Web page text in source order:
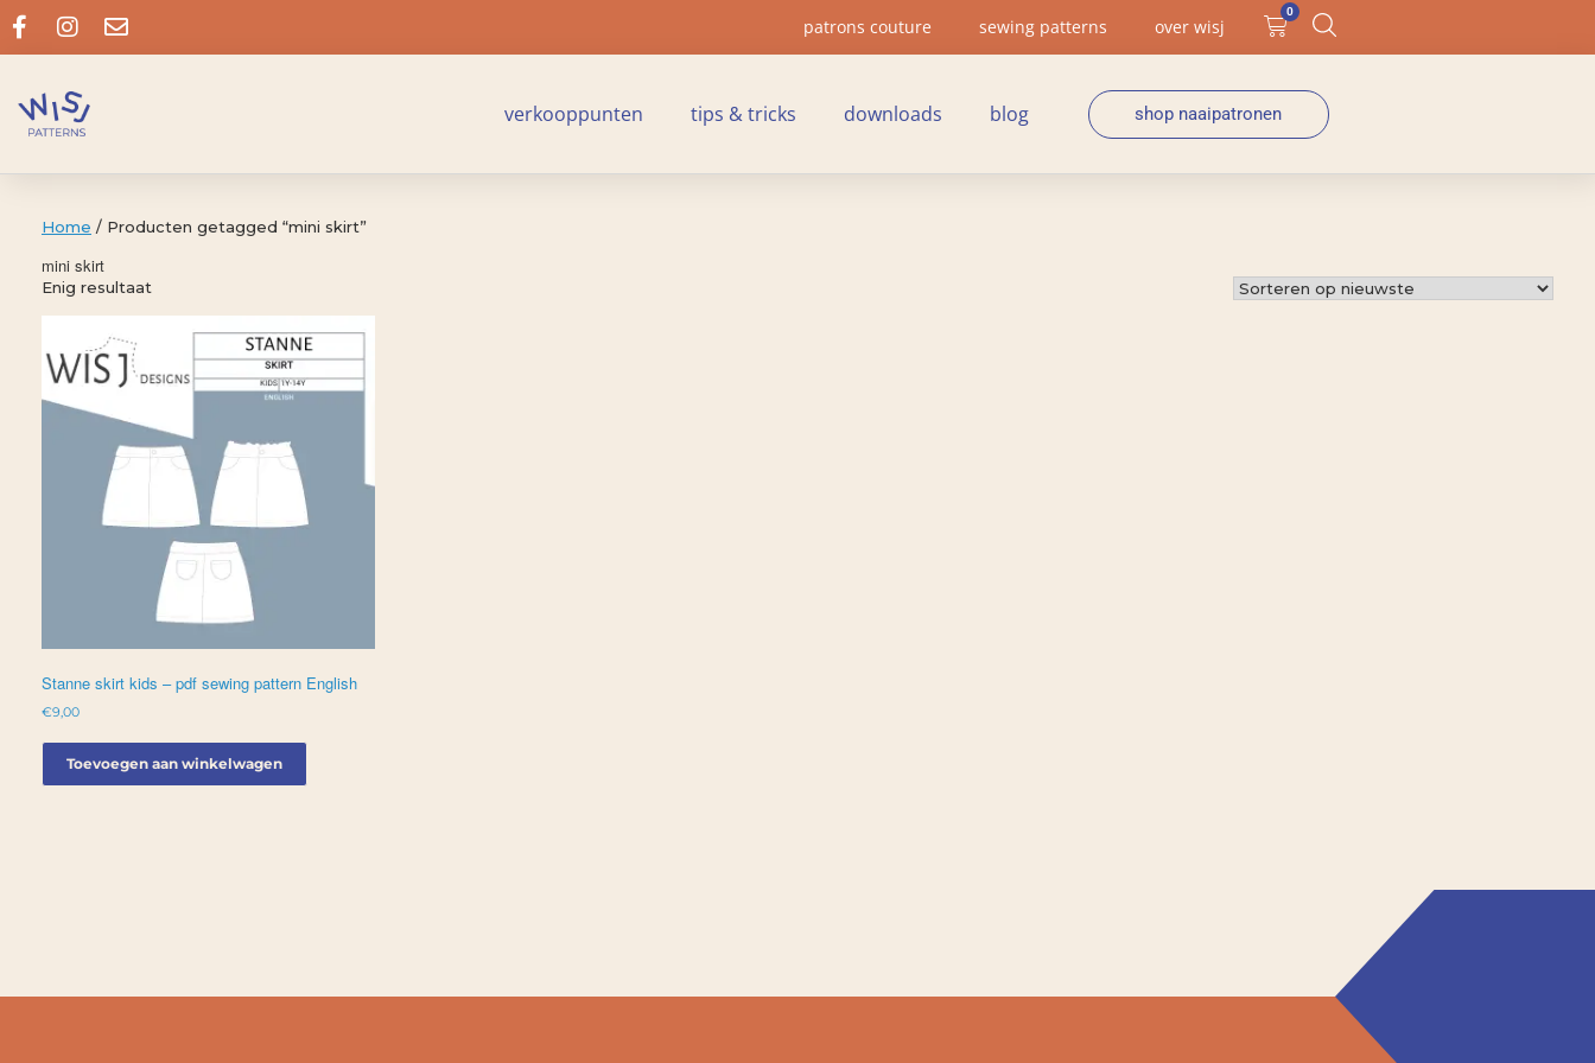
patrons couture sewing patterns over wisj
0
verkooppunten tips & tricks downloads blog shop naaipatronen
Home / Producten getagged “mini skirt”
mini skirt
Enig resultaat
Stanne skirt kids – pdf sewing pattern English
€9,00
Toevoegen aan winkelwagen